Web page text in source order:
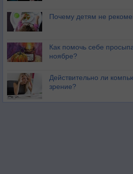
Почему детям не
Как помочь себе
ноябре?
Действительно ли
зрение?